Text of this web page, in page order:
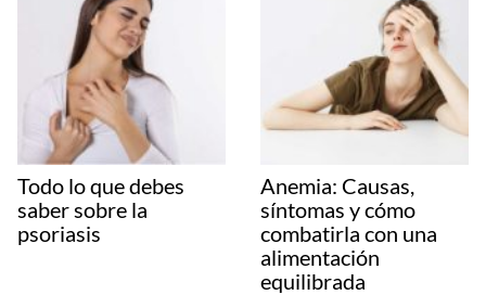
Todo lo que debes
saber sobre la
psoriasis
Anemia: Causas,
síntomas y cómo
combatirla con una
alimentación
equilibrada